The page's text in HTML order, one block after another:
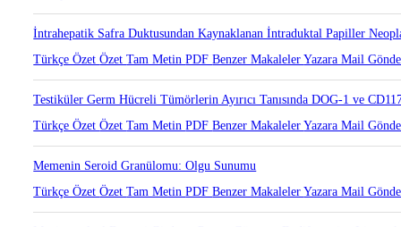
Mikropapiller Karsinomda Patogenez, Histolojik ve Klinik Özellikler
Türkçe ÖzetÖzetTam MetinPDFBenzer MakalelerYazara Mail
İntrahepatik Safra Duktusundan Kaynaklanan İntraduktal Papiller
Türkçe ÖzetÖzetTam MetinPDFBenzer MakalelerYazara Mail
Testiküler Germ Hücreli Tümörlerin Ayırıcı Tanısında DOG-1 ve
Türkçe ÖzetÖzetTam MetinPDFBenzer Makaleler
Memenin Seroid Granülomu: Olgu Sunumu